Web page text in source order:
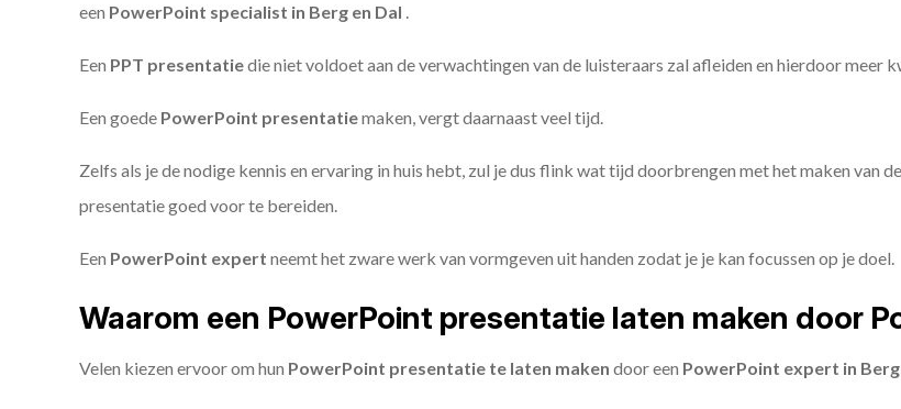
een PowerPoint specialist in Berg en Dal .
Een PPT presentatiedie niet voldoet aan de verwachtingen van de luisteraars zal afleiden en hierdoor meer
Een goede PowerPoint presentatiemaken, vergt daarnaast veel tijd.
Zelfs als je de nodige kennis en ervaring in huis hebt, zul je dus flink wat tijd doorbrengen met het maken van
presentatie goed voor te bereiden.
Een PowerPoint expert neemt het zware werk van vormgeven uit handen zodat je je kan focussen op je doel.
Waarom een PowerPoint presentatie laten maken door
Velen kiezen ervoor om hun PowerPoint presentatie te laten maken door een PowerPoint expert in Berg